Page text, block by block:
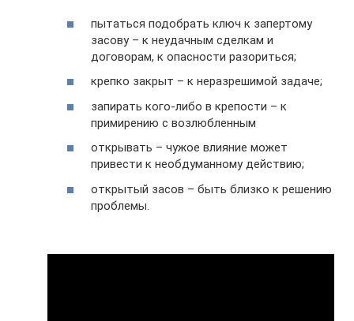
пытаться подобрать ключ к запертому
засову – к неудачным сделкам и
договорам, к опасности разориться;
крепко закрыт – к неразрешимой задаче;
запирать кого-либо в крепости – к
примирению с возлюбленным
открывать – чужое влияние может
привести к необдуманному действию;
открытый засов – быть близко к решению
проблемы.